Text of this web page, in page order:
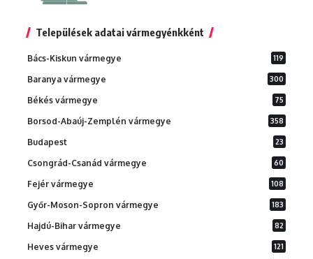
Települések adatai vármegyénkként
Bács-Kiskun vármegye 119
Baranya vármegye 300
Békés vármegye 75
Borsod-Abaúj-Zemplén vármegye 358
Budapest 23
Csongrád-Csanád vármegye 60
Fejér vármegye 108
Győr-Moson-Sopron vármegye 183
Hajdú-Bihar vármegye 82
Heves vármegye 121